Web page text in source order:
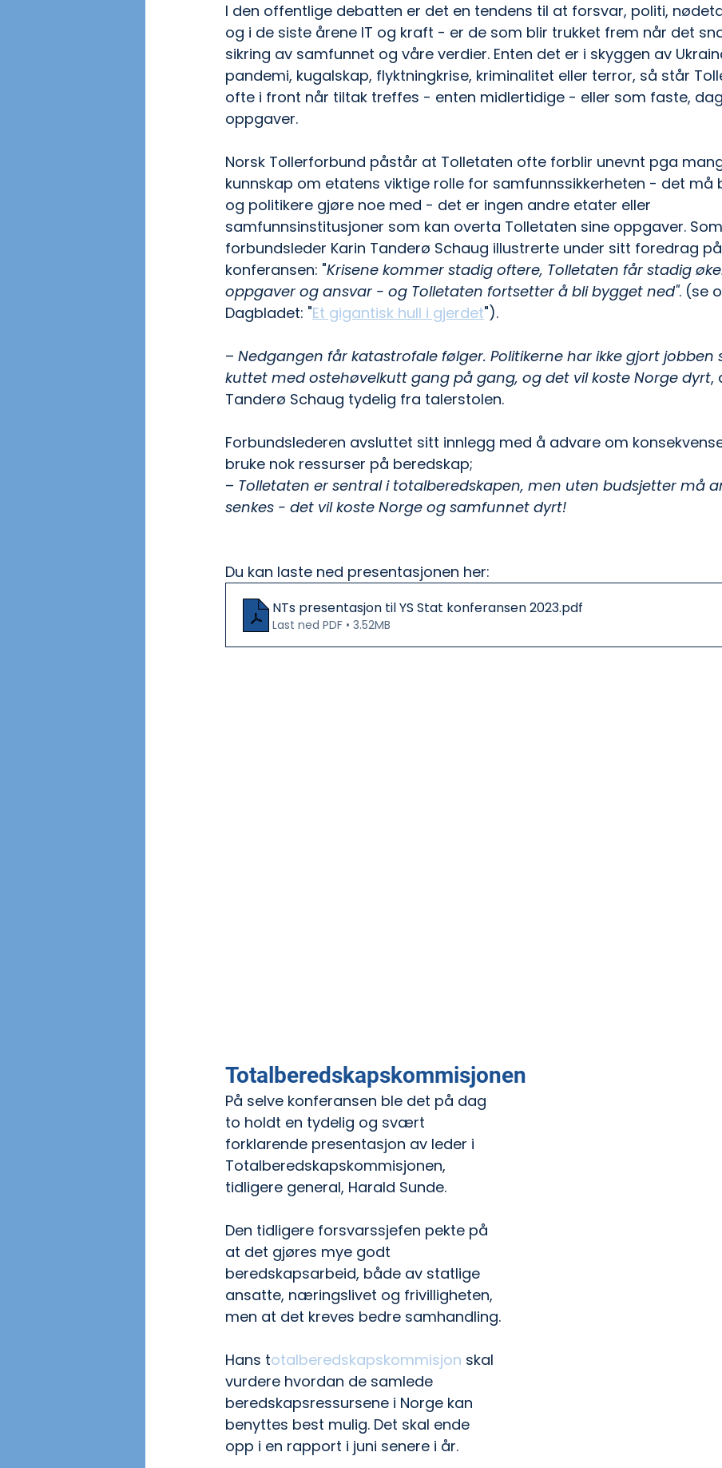
I den offentlige debatten er det en tendens til at forsvar, politi,
og i de siste årene IT og kraft - er de som blir trukket frem når det
sikring av samfunnet og våre verdier. Enten det er i skyggen av
pandemi, kugalskap, flyktningkrise, kriminalitet eller terror, så står
ofte i front når tiltak treffes - enten midlertidige - eller som faste,
oppgaver.
Norsk Tollerforbund påstår at Tolletaten ofte forblir unevnt pga
kunnskap om etatens viktige rolle for samfunnssikkerheten - det må
og politikere gjøre noe med - det er ingen andre etater eller
samfunnsinstitusjoner som kan overta Tolletaten sine oppgaver. Som
forbundsleder Karin Tanderø Schaug illustrerte under sitt foredrag på
konferansen: "Krisene kommer stadig oftere, Tolletaten får stadig
oppgaver og ansvar - og Tolletaten fortsetter å bli bygget ned". (se
Dagbladet: "Et gigantisk hull i gjerdet").
– Nedgangen får katastrofale følger. Politikerne har ikke gjort jobben
kuttet med ostehøvelkutt gang på gang, og det vil koste Norge dyrt,
Tanderø Schaug tydelig fra talerstolen.
Forbundslederen avsluttet sitt innlegg med å advare om
bruke nok ressurser på beredskap;
– Tolletaten er sentral i totalberedskapen, men uten budsjetter må
senkes - det vil koste Norge og samfunnet dyrt!
Du kan laste ned presentasjonen her:
NTs presentasjon til YS Stat konferansen 2023.pdf
Last ned PDF • 3.52MB
Totalberedskapskommisjonen
På selve konferansen ble det på dag
to holdt en tydelig og svært
forklarende presentasjon av leder i
Totalberedskapskommisjonen,
tidligere general, Harald Sunde.
Den tidligere forsvarssjefen pekte på
at det gjøres mye godt
beredskapsarbeid, både av statlige
ansatte, næringslivet og frivilligheten,
men at det kreves bedre samhandling.
Hans totalberedskapskommisjon skal
vurdere hvordan de samlede
beredskapsressursene i Norge kan
benyttes best mulig. Det skal ende
opp i en rapport i juni senere i år.